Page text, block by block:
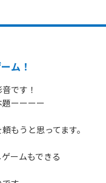
ム！
です！
ーーーー
もうと思ってます。
ームもできる